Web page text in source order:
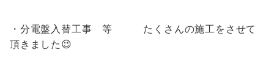
・分電盤入替工事 等 たくさんの施工をさせて
頂きました😉